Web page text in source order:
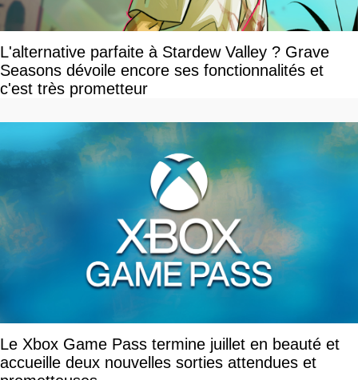
L'alternative parfaite à Stardew Valley ? Grave
Seasons dévoile encore ses fonctionnalités et
c'est très prometteur
Le Xbox Game Pass termine juillet en beauté et
accueille deux nouvelles sorties attendues et